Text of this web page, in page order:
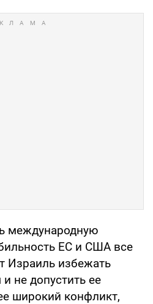
международную
ЕС и США все
Израиль избежать
не допустить ее
широкий конфликт,